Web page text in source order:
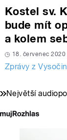
Kostel sv.
bude mít
a kolem
18. červenec
Zprávy z
Největší